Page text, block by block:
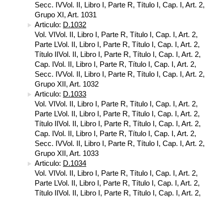
Secc. IVVol. II, Libro I, Parte R, Título I, Cap. I, Art. 2,
Grupo XI, Art. 1031
Articulo: D.1032
Vol. VIVol. II, Libro I, Parte R, Título I, Cap. I, Art. 2,
Parte LVol. II, Libro I, Parte R, Título I, Cap. I, Art. 2,
Título IIVol. II, Libro I, Parte R, Título I, Cap. I, Art. 2,
Cap. IVol. II, Libro I, Parte R, Título I, Cap. I, Art. 2,
Secc. IVVol. II, Libro I, Parte R, Título I, Cap. I, Art. 2,
Grupo XII, Art. 1032
Articulo: D.1033
Vol. VIVol. II, Libro I, Parte R, Título I, Cap. I, Art. 2,
Parte LVol. II, Libro I, Parte R, Título I, Cap. I, Art. 2,
Título IIVol. II, Libro I, Parte R, Título I, Cap. I, Art. 2,
Cap. IVol. II, Libro I, Parte R, Título I, Cap. I, Art. 2,
Secc. IVVol. II, Libro I, Parte R, Título I, Cap. I, Art. 2,
Grupo XII, Art. 1033
Articulo: D.1034
Vol. VIVol. II, Libro I, Parte R, Título I, Cap. I, Art. 2,
Parte LVol. II, Libro I, Parte R, Título I, Cap. I, Art. 2,
Título IIVol. II, Libro I, Parte R, Título I, Cap. I, Art. 2,